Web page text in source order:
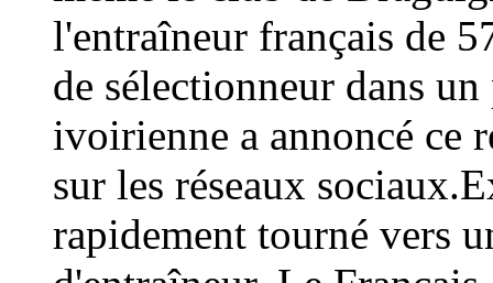
l'entraîneur français de
de sélectionneur dans
ivoirienne a annoncé ce
sur les réseaux
rapidement tourné vers